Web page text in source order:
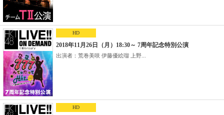
HD
2018年11月26日（月）18:30～ 7周年記念特別公演
出演者：荒巻美咲 伊藤優絵瑠 上野...
HD